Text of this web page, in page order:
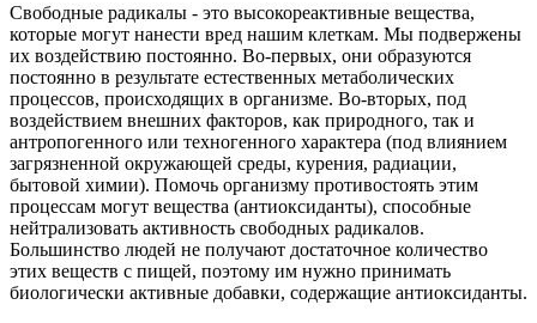
Свободные радикалы - это высокореактивные вещества,
которые могут нанести вред нашим клеткам. Мы подвержены
их воздействию постоянно. Во-первых, они образуются
постоянно в результате естественных метаболических
процессов, происходящих в организме. Во-вторых, под
воздействием внешних факторов, как природного, так и
антропогенного или техногенного характера (под влиянием
загрязненной окружающей среды, курения, радиации,
бытовой химии). Помочь организму противостоять этим
процессам могут вещества (антиоксиданты), способные
нейтрализовать активность свободных радикалов.
Большинство людей не получают достаточное количество
этих веществ с пищей, поэтому им нужно принимать
биологически активные добавки, содержащие антиоксиданты.